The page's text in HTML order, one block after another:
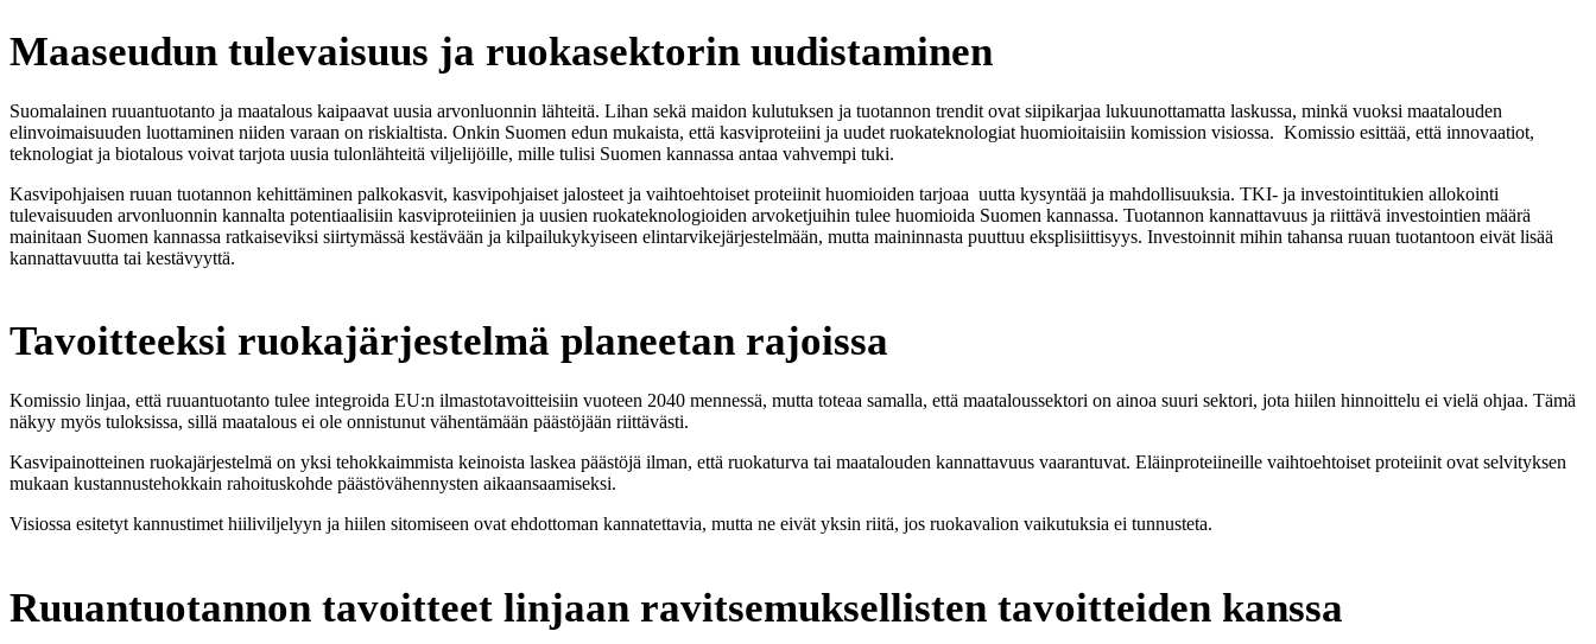
Maaseudun tulevaisuus ja ruokasektorin uudistaminen
Suomalainen ruuantuotanto ja maatalous kaipaavat uusia arvonluonnin lähteitä. Lihan sekä maidon kulutuksen ja tuotannon trendit ovat siipikarjaa lukuunottamatta laskussa, minkä vuoksi maatalouden
elinvoimaisuuden luottaminen niiden varaan on riskialtista. Onkin Suomen edun mukaista, että kasviproteiini ja uudet ruokateknologiat huomioitaisiin komission visiossa. Komissio esittää, että innovaatiot,
teknologiat ja biotalous voivat tarjota uusia tulonlähteitä viljelijöille, mille tulisi Suomen kannassa antaa vahvempi tuki.
Kasvipohjaisen ruuan tuotannon kehittäminen palkokasvit, kasvipohjaiset jalosteet ja vaihtoehtoiset proteiinit huomioiden tarjoaa uutta kysyntää ja mahdollisuuksia. TKI- ja investointitukien allokointi
tulevaisuuden arvonluonnin kannalta potentiaalisiin kasviproteiinien ja uusien ruokateknologioiden arvoketjuihin tulee huomioida Suomen kannassa. Tuotannon kannattavuus ja riittävä investointien määrä
mainitaan Suomen kannassa ratkaiseviksi siirtymässä kestävään ja kilpailukykyiseen elintarvikejärjestelmään, mutta maininnasta puuttuu eksplisiittisyys. Investoinnit mihin tahansa ruuan tuotantoon eivät lisää
kannattavuutta tai kestävyyttä.
Tavoitteeksi ruokajärjestelmä planeetan rajoissa
Komissio linjaa, että ruuantuotanto tulee integroida EU:n ilmastotavoitteisiin vuoteen 2040 mennessä, mutta toteaa samalla, että maataloussektori on ainoa suuri sektori, jota hiilen hinnoittelu ei vielä ohjaa. Tämä
näkyy myös tuloksissa, sillä maatalous ei ole onnistunut vähentämään päästöjään riittävästi.
Kasvipainotteinen ruokajärjestelmä on yksi tehokkaimmista keinoista laskea päästöjä ilman, että ruokaturva tai maatalouden kannattavuus vaarantuvat. Eläinproteiineille vaihtoehtoiset proteiinit ovat selvityksen
mukaan kustannustehokkain rahoituskohde päästövähennysten aikaansaamiseksi.
Visiossa esitetyt kannustimet hiiliviljelyyn ja hiilen sitomiseen ovat ehdottoman kannatettavia, mutta ne eivät yksin riitä, jos ruokavalion vaikutuksia ei tunnusteta.
Ruuantuotannon tavoitteet linjaan ravitsemuksellisten tavoitteiden kanssa